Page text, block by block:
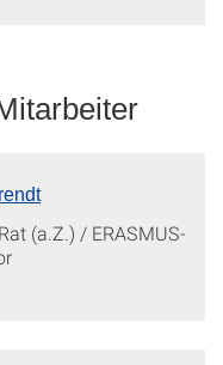
(a.Z.) / ERASMUS-